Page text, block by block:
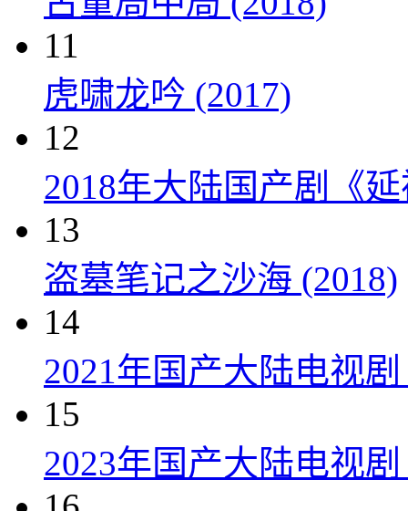
11
虎啸龙吟 (2017)
12
2018年大陆国产剧《
13
盗墓笔记之沙海 (2018)
14
2021年国产大陆电视
15
2023年国产大陆电视